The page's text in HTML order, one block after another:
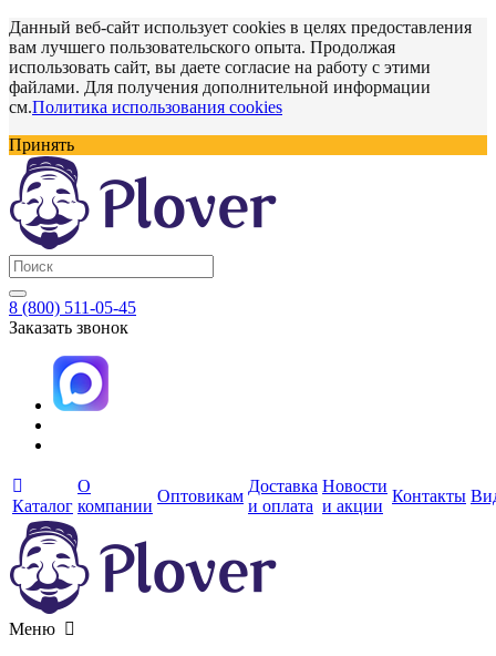
Данный веб-сайт использует cookies в целях предоставления
вам лучшего пользовательского опыта. Продолжая
использовать сайт, вы даете согласие на работу с этими
файлами. Для получения дополнительной информации
см.Политика использования cookies
Принять
8 (800) 511-05-45
Заказать звонок
Каталог
О
компании
Оптовикам
Доставка
и оплата
Новости
и акции
Контакты
Меню